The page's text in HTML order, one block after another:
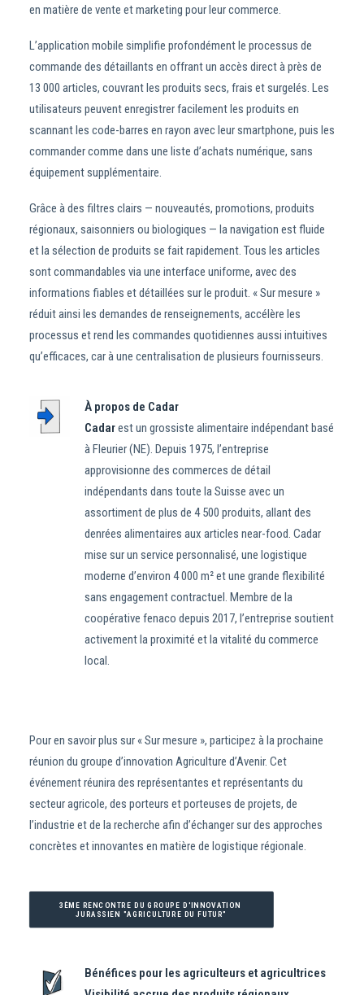
en matière de vente et marketing pour leur commerce.
L’application mobile simplifie profondément le processus de
commande des détaillants en offrant un accès direct à près de
13 000 articles, couvrant les produits secs, frais et surgelés. Les
utilisateurs peuvent enregistrer facilement les produits en
scannant les code-barres en rayon avec leur smartphone, puis les
commander comme dans une liste d’achats numérique, sans
équipement supplémentaire.
Grâce à des filtres clairs — nouveautés, promotions, produits
régionaux, saisonniers ou biologiques — la navigation est fluide
et la sélection de produits se fait rapidement. Tous les articles
sont commandables via une interface uniforme, avec des
informations fiables et détaillées sur le produit. « Sur mesure »
réduit ainsi les demandes de renseignements, accélère les
processus et rend les commandes quotidiennes aussi intuitives
qu’efficaces, car à une centralisation de plusieurs fournisseurs.
À propos de Cadar
Cadarest un grossiste alimentaire indépendant basé
à Fleurier (NE). Depuis 1975, l’entreprise
approvisionne des commerces de détail
indépendants dans toute la Suisse avec un
assortiment de plus de 4 500 produits, allant des
denrées alimentaires aux articles near-food. Cadar
mise sur un service personnalisé, une logistique
moderne d’environ 4 000 m² et une grande flexibilité
sans engagement contractuel. Membre de la
coopérative fenaco depuis 2017, l’entreprise soutient
activement la proximité et la vitalité du commerce
local.
Pour en savoir plus sur « Sur mesure », participez à la prochaine
réunion du groupe d’innovation Agriculture d’Avenir. Cet
événement réunira des représentantes et représentants du
secteur agricole, des porteurs et porteuses de projets, de
l’industrie et de la recherche afin d’échanger sur des approches
concrètes et innovantes en matière de logistique régionale.
3ÈME RENCONTRE DU GROUPE D'INNOVATION
JURASSIEN "AGRICULTURE DU FUTUR"
Bénéfices pour les agriculteurs et agricultrices